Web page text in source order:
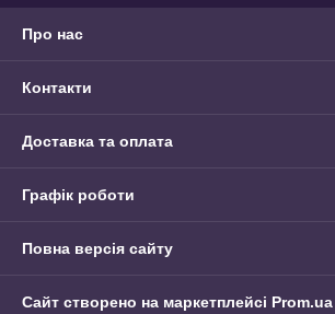
Про нас
Контакти
Доставка та оплата
Графік роботи
Повна версія сайту
Сайт створено на маркетплейсі Prom.ua